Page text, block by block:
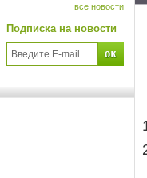
все новости
Подписка на новости